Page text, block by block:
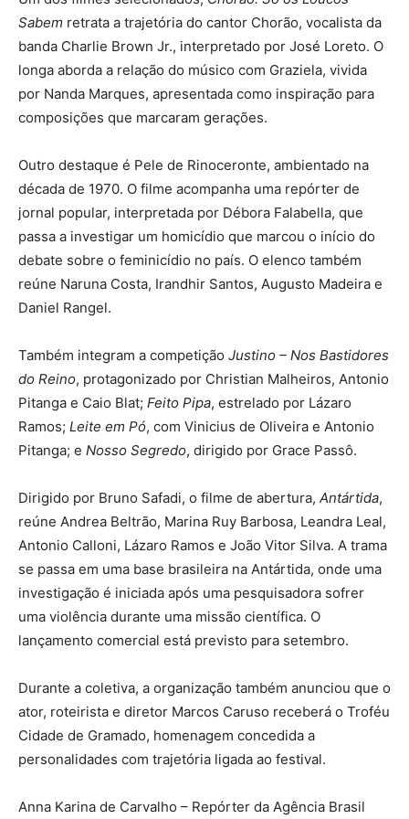
Sabem retrata a trajetória do cantor Chorão, vocalista da
banda Charlie Brown Jr., interpretado por José Loreto. O
longa aborda a relação do músico com Graziela, vivida
por Nanda Marques, apresentada como inspiração para
composições que marcaram gerações.
Outro destaque é Pele de Rinoceronte, ambientado na
década de 1970. O filme acompanha uma repórter de
jornal popular, interpretada por Débora Falabella, que
passa a investigar um homicídio que marcou o início do
debate sobre o feminicídio no país. O elenco também
reúne Naruna Costa, Irandhir Santos, Augusto Madeira e
Daniel Rangel.
Também integram a competição Justino – Nos Bastidores
do Reino, protagonizado por Christian Malheiros, Antonio
Pitanga e Caio Blat; Feito Pipa, estrelado por Lázaro
Ramos; Leite em Pó, com Vinicius de Oliveira e Antonio
Pitanga; e Nosso Segredo, dirigido por Grace Passô.
Dirigido por Bruno Safadi, o filme de abertura, Antártida,
reúne Andrea Beltrão, Marina Ruy Barbosa, Leandra Leal,
Antonio Calloni, Lázaro Ramos e João Vitor Silva. A trama
se passa em uma base brasileira na Antártida, onde uma
investigação é iniciada após uma pesquisadora sofrer
uma violência durante uma missão científica. O
lançamento comercial está previsto para setembro.
Durante a coletiva, a organização também anunciou que o
ator, roteirista e diretor Marcos Caruso receberá o Troféu
Cidade de Gramado, homenagem concedida a
personalidades com trajetória ligada ao festival.
Anna Karina de Carvalho – Repórter da Agência Brasil